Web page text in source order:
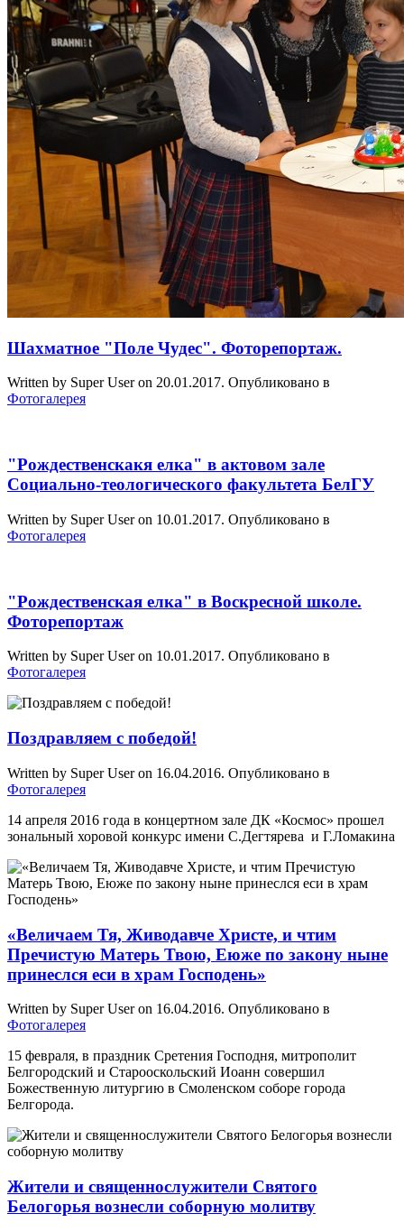
Шахматное "Поле Чудес". Фоторепортаж.
Written by Super User on 20.01.2017. Опубликовано в
Фотогалерея
"Рождественскакя елка" в актовом зале
Социально-теологического факультета БелГУ
Written by Super User on 10.01.2017. Опубликовано в
Фотогалерея
"Рождественская елка" в Воскресной школе.
Фоторепортаж
Written by Super User on 10.01.2017. Опубликовано в
Фотогалерея
Поздравляем с победой!
Written by Super User on 16.04.2016. Опубликовано в
Фотогалерея
14 апреля 2016 года в концертном зале ДК «Космос» прошел
зональный хоровой конкурс имени С.Дегтярева и Г.Ломакина
«Величаем Тя, Живодавче Христе, и чтим
Пречистую Матерь Твою, Еюже по закону ныне
принеслся еси в храм Господень»
Written by Super User on 16.04.2016. Опубликовано в
Фотогалерея
15 февраля, в праздник Сретения Господня, митрополит
Белгородский и Старооскольский Иоанн совершил
Божественную литургию в Смоленском соборе города
Белгорода.
Жители и священнослужители Святого
Белогорья вознесли соборную молитву